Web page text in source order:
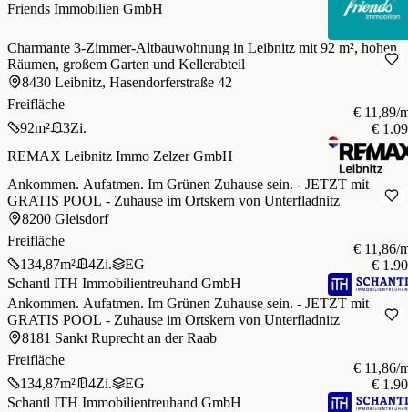
Friends Immobilien GmbH
Charmante 3-Zimmer-Altbauwohnung in Leibnitz mit 92 m², hohen
Räumen, großem Garten und Kellerabteil
8430 Leibnitz, Hasendorferstraße 42
Freifläche
92m² 3Zi.
€ 11,89/
€
REMAX Leibnitz Immo Zelzer GmbH
Ankommen. Aufatmen. Im Grünen Zuhause sein. - JETZT mit
GRATIS POOL - Zuhause im Ortskern von Unterfladnitz
8200 Gleisdorf
Freifläche
134,87m² 4Zi. EG
€ 11,86/
€
Schantl ITH Immobilientreuhand GmbH
Ankommen. Aufatmen. Im Grünen Zuhause sein. - JETZT mit
GRATIS POOL - Zuhause im Ortskern von Unterfladnitz
8181 Sankt Ruprecht an der Raab
Freifläche
134,87m² 4Zi. EG
€ 11,86/
€
Schantl ITH Immobilientreuhand GmbH